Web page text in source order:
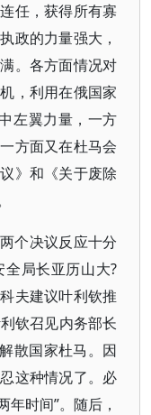
任，获得所有寡
政的力量强大，
。各方面情况对
，利用在俄国家
左翼力量，一方
方面又在杜马会
》和《关于废除
个决议反应十分
局长亚历山大?
夫建议叶利钦推
钦召见内务部长
散国家杜马。因
这种情况了。必
时间”。随后，